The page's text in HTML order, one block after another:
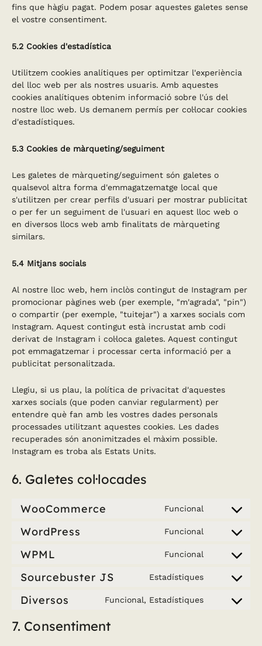
fins que hàgiu pagat. Podem posar aquestes galetes sense
el vostre consentiment.
5.2 Cookies d'estadística
Utilitzem cookies analítiques per optimitzar l'experiència
del lloc web per als nostres usuaris. Amb aquestes
cookies analítiques obtenim informació sobre l'ús del
nostre lloc web. Us demanem permís per col·locar cookies
d'estadístiques.
5.3 Cookies de màrqueting/seguiment
Les galetes de màrqueting/seguiment són galetes o
qualsevol altra forma d'emmagatzematge local que
s'utilitzen per crear perfils d'usuari per mostrar publicitat
o per fer un seguiment de l'usuari en aquest lloc web o
en diversos llocs web amb finalitats de màrqueting
similars.
5.4 Mitjans socials
Al nostre lloc web, hem inclòs contingut de Instagram per
promocionar pàgines web (per exemple, "m'agrada", "pin")
o compartir (per exemple, "tuitejar") a xarxes socials com
Instagram. Aquest contingut està incrustat amb codi
derivat de Instagram i col·loca galetes. Aquest contingut
pot emmagatzemar i processar certa informació per a
publicitat personalitzada.
Llegiu, si us plau, la política de privacitat d'aquestes
xarxes socials (que poden canviar regularment) per
entendre què fan amb les vostres dades personals
processades utilitzant aquestes cookies. Les dades
recuperades són anonimitzades el màxim possible.
Instagram es troba als Estats Units.
6. Galetes col·locades
WooCommerce Funcional
Consent
service
WordPress Funcional
Consent
service
wordpress
WPML Funcional
Consent
service
wpml
Sourcebuster JS Estadístiques
Consent
service
Diversos Funcional, Estadístiques
Consent
7. Consentiment